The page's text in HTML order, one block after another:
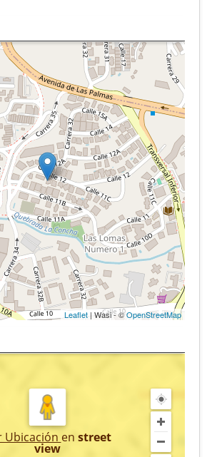
Leaflet | Wasi - ©OpenStreetMap
Ubicación en street
view